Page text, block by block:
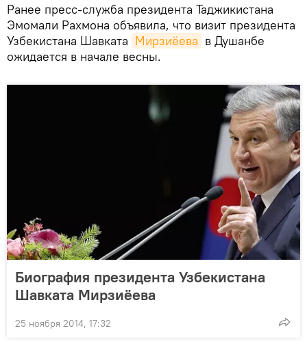
Ранее пресс-служба президента Таджикистана
Эмомали Рахмона объявила, что визит президента
Узбекистана Шавката Мирзиёева в Душанбе
ожидается в начале весны.
Биография президента Узбекистана
Шавката Мирзиёева
25 ноября 2014, 17:32